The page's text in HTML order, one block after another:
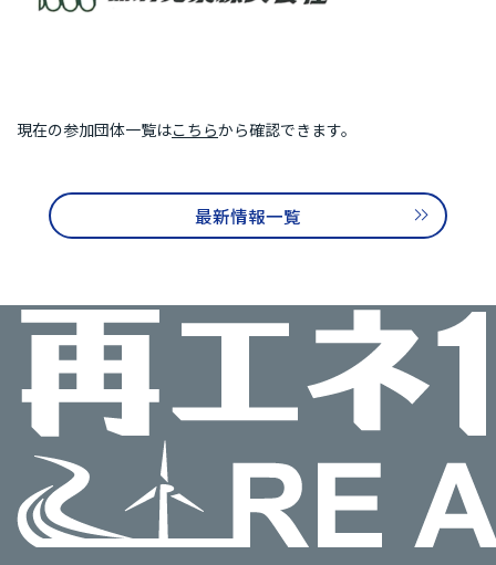
補助金などのお知らせ
現在の参加団体一覧はこちらから確認できます。
最新情報一覧